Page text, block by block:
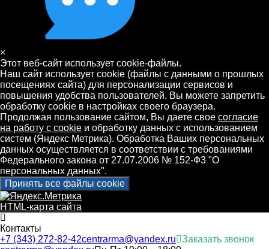
×
Этот веб-сайт использует cookie-файлы.
Наш сайт использует cookie (файлы с данными о прошлых
посещениях сайта) для персонализации сервисов и
повышения удобства пользователей. Вы можете запретить
обработку cookie в настройках своего браузера.
Продолжая пользование сайтом, Вы даете свое согласие
на работу с cookie и обработку данных с использованием
систем (Яндекс Метрика). Обработка Ваших персональных
данных осуществляется в соответствии с требованиями
Федерального закона от 27.07.2006 № 152-Ф3 "О
персональных данных".
Принять все файлы cookie
HTML-карта сайта
Контакты
+7 (343) 272-82-42centrarma@yandex.ru
Заказать звонок